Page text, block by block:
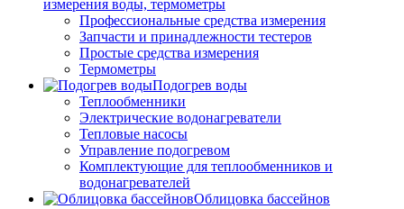
измерения воды, термометры
Профессиональные средства измерения
Запчасти и принадлежности тестеров
Простые средства измерения
Термометры
Подогрев воды
Теплообменники
Электрические водонагреватели
Тепловые насосы
Управление подогревом
Комплектующие для теплообменников и
водонагревателей
Облицовка бассейнов